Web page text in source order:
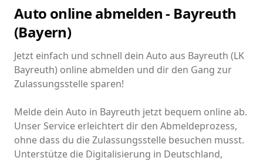
Auto online abmelden - Bayreuth
(Bayern)
Jetzt einfach und schnell dein Auto aus Bayreuth (LK
Bayreuth) online abmelden und dir den Gang zur
Zulassungsstelle sparen!
Melde dein Auto in Bayreuth jetzt bequem online ab.
Unser Service erleichtert dir den Abmeldeprozess,
ohne dass du die Zulassungsstelle besuchen musst.
Unterstütze die Digitalisierung in Deutschland,